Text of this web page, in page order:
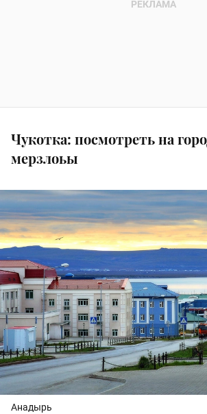
Чукотка: посмотреть на
мерзлоьы
Анадырь